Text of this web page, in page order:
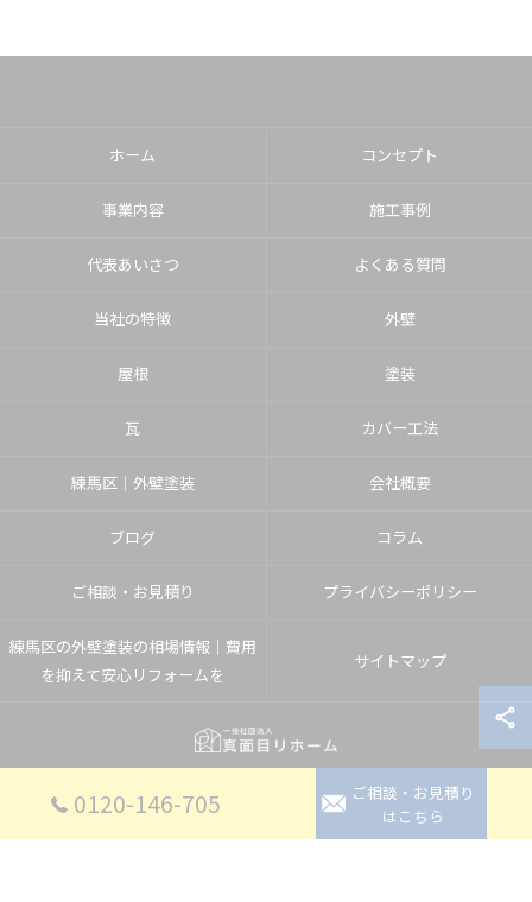
0120-146-705
ご相談・お見積り
はこちら
ホーム コンセプト
事業内容 施工事例
代表あいさつ よくある質問
当社の特徴 外壁
屋根 塗装
瓦 カバー工法
練馬区│外壁塗装 会社概要
ブログ コラム
ご相談・お見積り プライバシーポリシー
練馬区の外壁塗装の相場情報｜費用
を抑えて安心リフォームを
サイトマップ
© 2026 埼玉県入間郡のリフォームなら一般社団法人真面目リホーム ALL RIGHTS